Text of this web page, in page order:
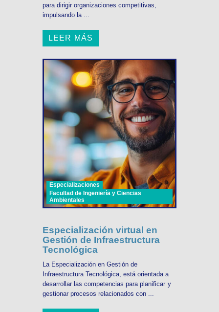
para dirigir organizaciones competitivas,
impulsando la ...
LEER MÁS
Especializaciones
Facultad de Ingeniería y Ciencias
Ambientales
Especialización virtual en
Gestión de Infraestructura
Tecnológica
La Especialización en Gestión de
Infraestructura Tecnológica, está orientada a
desarrollar las competencias para planificar y
gestionar procesos relacionados con ...